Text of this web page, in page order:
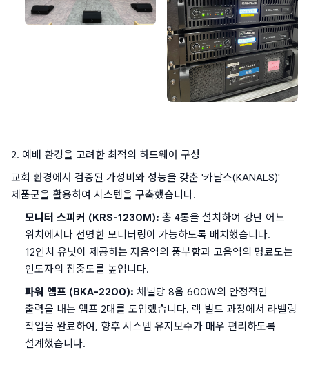
2. 예배 환경을 고려한 최적의 하드웨어 구성
교회 환경에서 검증된 가성비와 성능을 갖춘 '카날스(KANALS)'
제품군을 활용하여 시스템을 구축했습니다.
모니터 스피커 (KRS-1230M): 총 4통을 설치하여 강단 어느
위치에서나 선명한 모니터링이 가능하도록 배치했습니다.
12인치 유닛이 제공하는 저음역의 풍부함과 고음역의 명료도는
인도자의 집중도를 높입니다.
파워 앰프 (BKA-2200): 채널당 8옴 600W의 안정적인
출력을 내는 앰프 2대를 도입했습니다. 랙 빌드 과정에서 라벨링
작업을 완료하여, 향후 시스템 유지보수가 매우 편리하도록
설계했습니다.